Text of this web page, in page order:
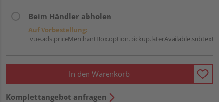
Beim Händler abholen
Auf Vorbestellung:
vue.ads.priceMerchantBox.option.pickup.laterAvailable.subtext
In den Warenkorb
Komplettangebot anfragen